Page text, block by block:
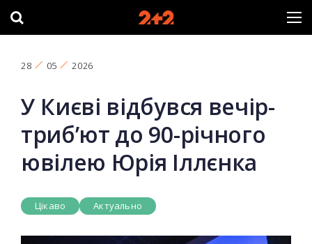
28 05 2026
У Києві відбувся вечір-
триб’ют до 90-річного
ювілею Юрія Іллєнка
Цікаво Актуально